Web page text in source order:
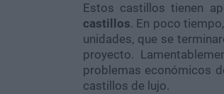
Estos castillos tienen
castillos. En poco
unidades, que se
proyecto.
problemas económicos
castillos de lujo.